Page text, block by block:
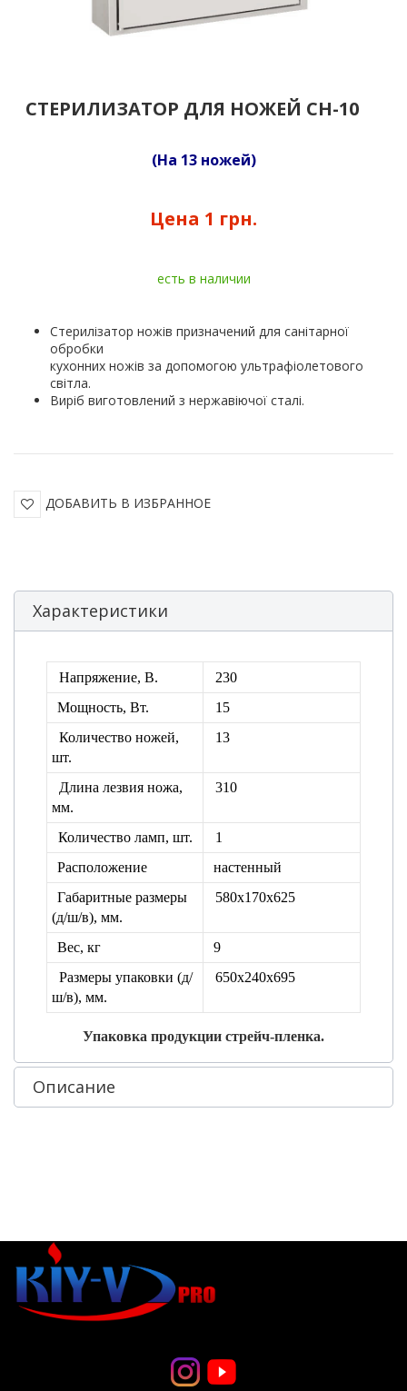
СТЕРИЛИЗАТОР ДЛЯ НОЖЕЙ СН-10
(На 13 ножей)
Цена 1 грн.
есть в наличии
Стерилізатор ножів призначений для санітарної
обробки
кухонних ножів за допомогою ультрафіолетового
світла.
Виріб виготовлений з нержавіючої сталі.
ДОБАВИТЬ В ИЗБРАННОЕ
Характеристики
Напряжение, В.
230
Мощность, Вт.
15
Количество ножей,
шт.
13
Длина лезвия ножа,
мм.
310
Количество ламп, шт.
1
Расположение
настенный
Габаритные размеры
(д/ш/в), мм.
580х170х625
Вес, кг
9
Размеры упаковки (д/
ш/в), мм.
650х240х695
Упаковка продукции стрейч-пленка.
Описание